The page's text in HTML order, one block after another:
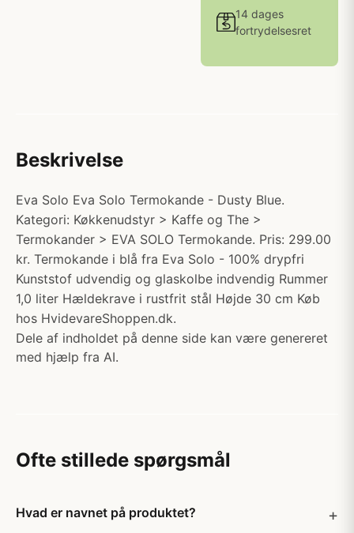
14 dages
fortrydelsesret
Beskrivelse
Eva Solo Eva Solo Termokande - Dusty Blue.
Kategori: Køkkenudstyr > Kaffe og The >
Termokander > EVA SOLO Termokande. Pris: 299.00
kr. Termokande i blå fra Eva Solo - 100% drypfri
Kunststof udvendig og glaskolbe indvendig Rummer
1,0 liter Hældekrave i rustfrit stål Højde 30 cm Køb
hos HvidevareShoppen.dk.
Dele af indholdet på denne side kan være genereret
med hjælp fra AI.
Ofte stillede spørgsmål
Hvad er navnet på produktet?